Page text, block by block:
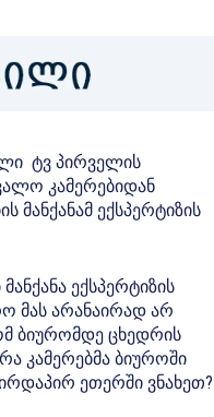
ტვ პირველის
კამერებიდან
მანქანამ ექსპერტიზის
ექსპერტიზის
მას არანაირად არ
ბიურომდე ცხედრის
კამერებმა ბიუროში
ეთერში ვნახეთ?